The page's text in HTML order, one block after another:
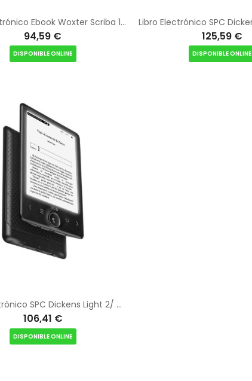
Libro electrónico Ebook Woxter Scriba 195/ 6"/ tinta electrónica/ Negro
94,59 €
DISPONIBLE ONLINE
125,59 €
DISPONIBLE ONLINE
Libro Electrónico SPC Dickens Light 2/ 6"/ Tinta Electrónica/ Negro
106,41 €
DISPONIBLE ONLINE